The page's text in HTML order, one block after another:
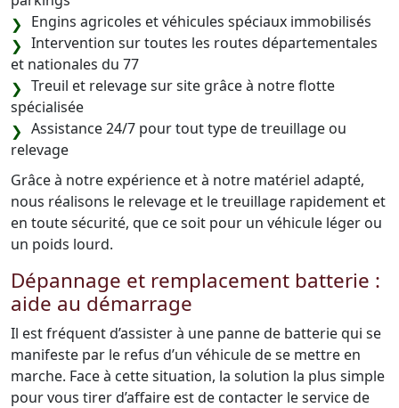
Engins agricoles et véhicules spéciaux immobilisés
Intervention sur toutes les routes départementales
et nationales du 77
Treuil et relevage sur site grâce à notre flotte
spécialisée
Assistance 24/7 pour tout type de treuillage ou
relevage
Grâce à notre expérience et à notre matériel adapté,
nous réalisons le relevage et le treuillage rapidement et
en toute sécurité, que ce soit pour un véhicule léger ou
un poids lourd.
Dépannage et remplacement batterie :
aide au démarrage
Il est fréquent d’assister à une panne de batterie qui se
manifeste par le refus d’un véhicule de se mettre en
marche. Face à cette situation, la solution la plus simple
pour vous tirer d’affaire est de contacter le service de